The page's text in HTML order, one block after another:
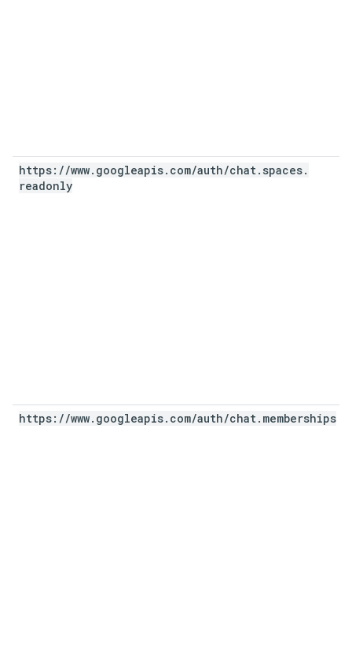
https: //www. googleapis. com/auth/chat. spaces.
readonly
https: //www. googleapis. com/auth/chat. memberships